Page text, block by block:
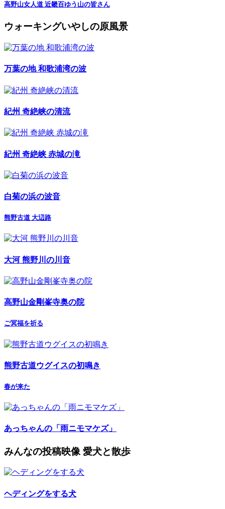
高野山女人道 近畿百ゆう山の皆さん
ウォーキングいやしの原風景
万葉の地 和歌浦湾の波
紀州 奇絶峡の清流
紀州 奇絶峡 赤城の滝
白菊の浜の波音
熊野古道 大辺路
大河 熊野川の川音
高野山金剛峯寺奥の院
ご冥福を祈る
熊野古道ウグイスの初鳴き
春が来た
あっちゃんの「雨ニモマケズ」
みんなの投稿映像 愛犬と散歩
ヘディングをする犬